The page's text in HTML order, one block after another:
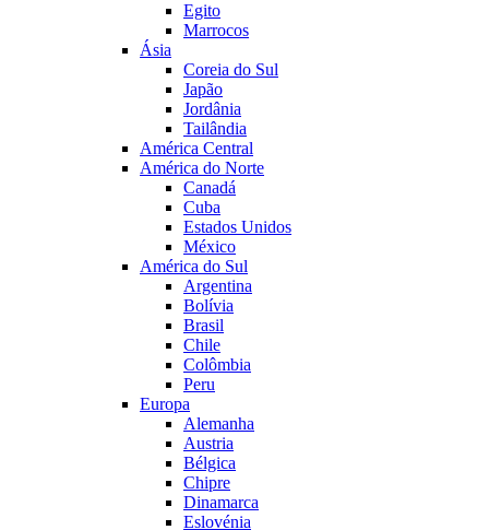
Egito
Marrocos
Ásia
Coreia do Sul
Japão
Jordânia
Tailândia
América Central
América do Norte
Canadá
Cuba
Estados Unidos
México
América do Sul
Argentina
Bolívia
Brasil
Chile
Colômbia
Peru
Europa
Alemanha
Austria
Bélgica
Chipre
Dinamarca
Eslovénia